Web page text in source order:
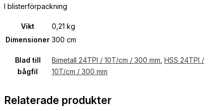
I blisterförpackning
Vikt
0,21 kg
Dimensioner 300 cm
Blad till
bågfil
Bimetall 24TPI / 10T/cm / 300 mm HSS 24TPI /
10T/cm / 300 mm
Relaterade produkter